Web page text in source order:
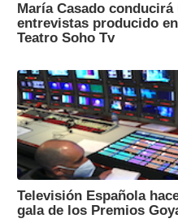
María Casado
entrevistas producido
Teatro Soho Tv
Televisión Española
gala de los Premios